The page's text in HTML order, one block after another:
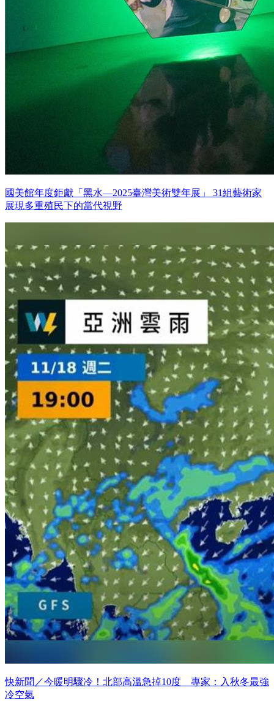
國美館年度鉅獻「黑水—2025臺灣美術雙年展」 31組藝術家
展現多重殖民下的當代視野
快新聞／今暖明驟冷！北部高溫急掉10度 專家：入秋冬最強
冷空氣